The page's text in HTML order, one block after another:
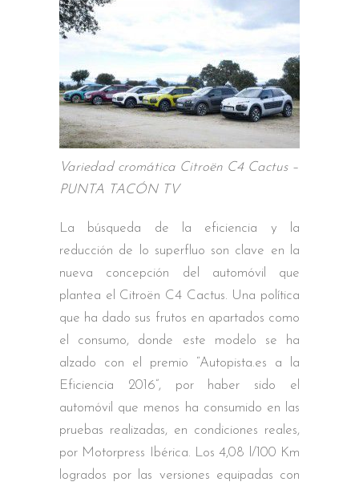
Variedad cromática Citroën C4 Cactus –
PUNTA TACÓN TV
La búsqueda de la eficiencia y la
reducción de lo superfluo son clave en la
nueva concepción del automóvil que
plantea el Citroën C4 Cactus. Una política
que ha dado sus frutos en apartados como
el consumo, donde este modelo se ha
alzado con el premio “Autopista.es a la
Eficiencia 2016”, por haber sido el
automóvil que menos ha consumido en las
pruebas realizadas, en condiciones reales,
por Motorpress Ibérica. Los 4,08 l/100 Km
logrados por las versiones equipadas con